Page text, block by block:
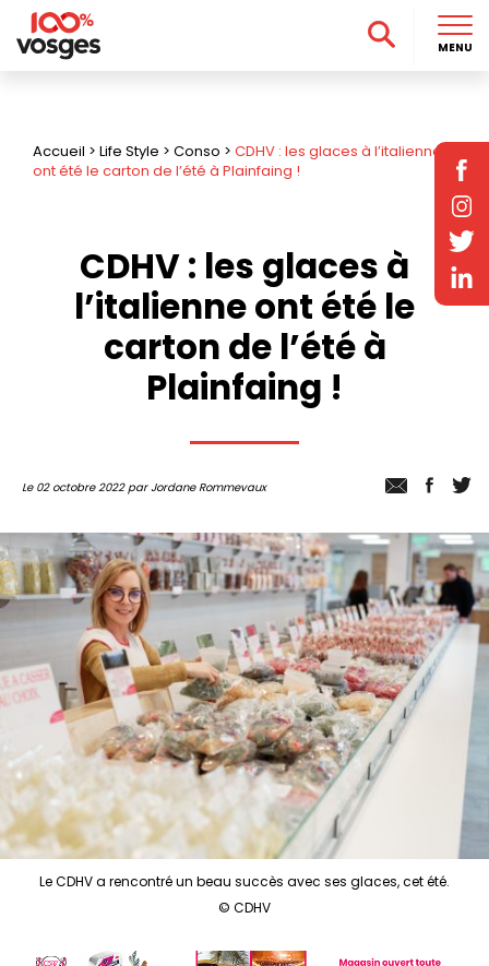
Accueil > Life Style > Conso > CDHV : les glaces à l’italienne
ont été le carton de l’été à Plainfaing !
CDHV : les glaces à
l’italienne ont été le
carton de l’été à
Plainfaing !
Le 02 octobre 2022 par Jordane Rommevaux
Le CDHV a rencontré un beau succès avec ses glaces, cet été.
© CDHV
MENU